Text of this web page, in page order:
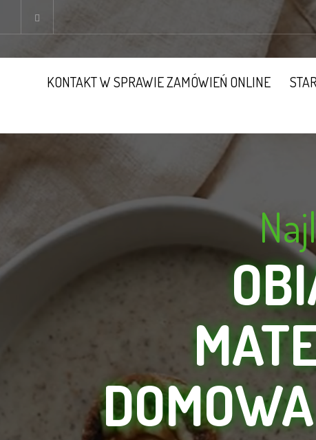
KONTAKT W SPRAWIE ZAMÓWIEŃ ONLINE